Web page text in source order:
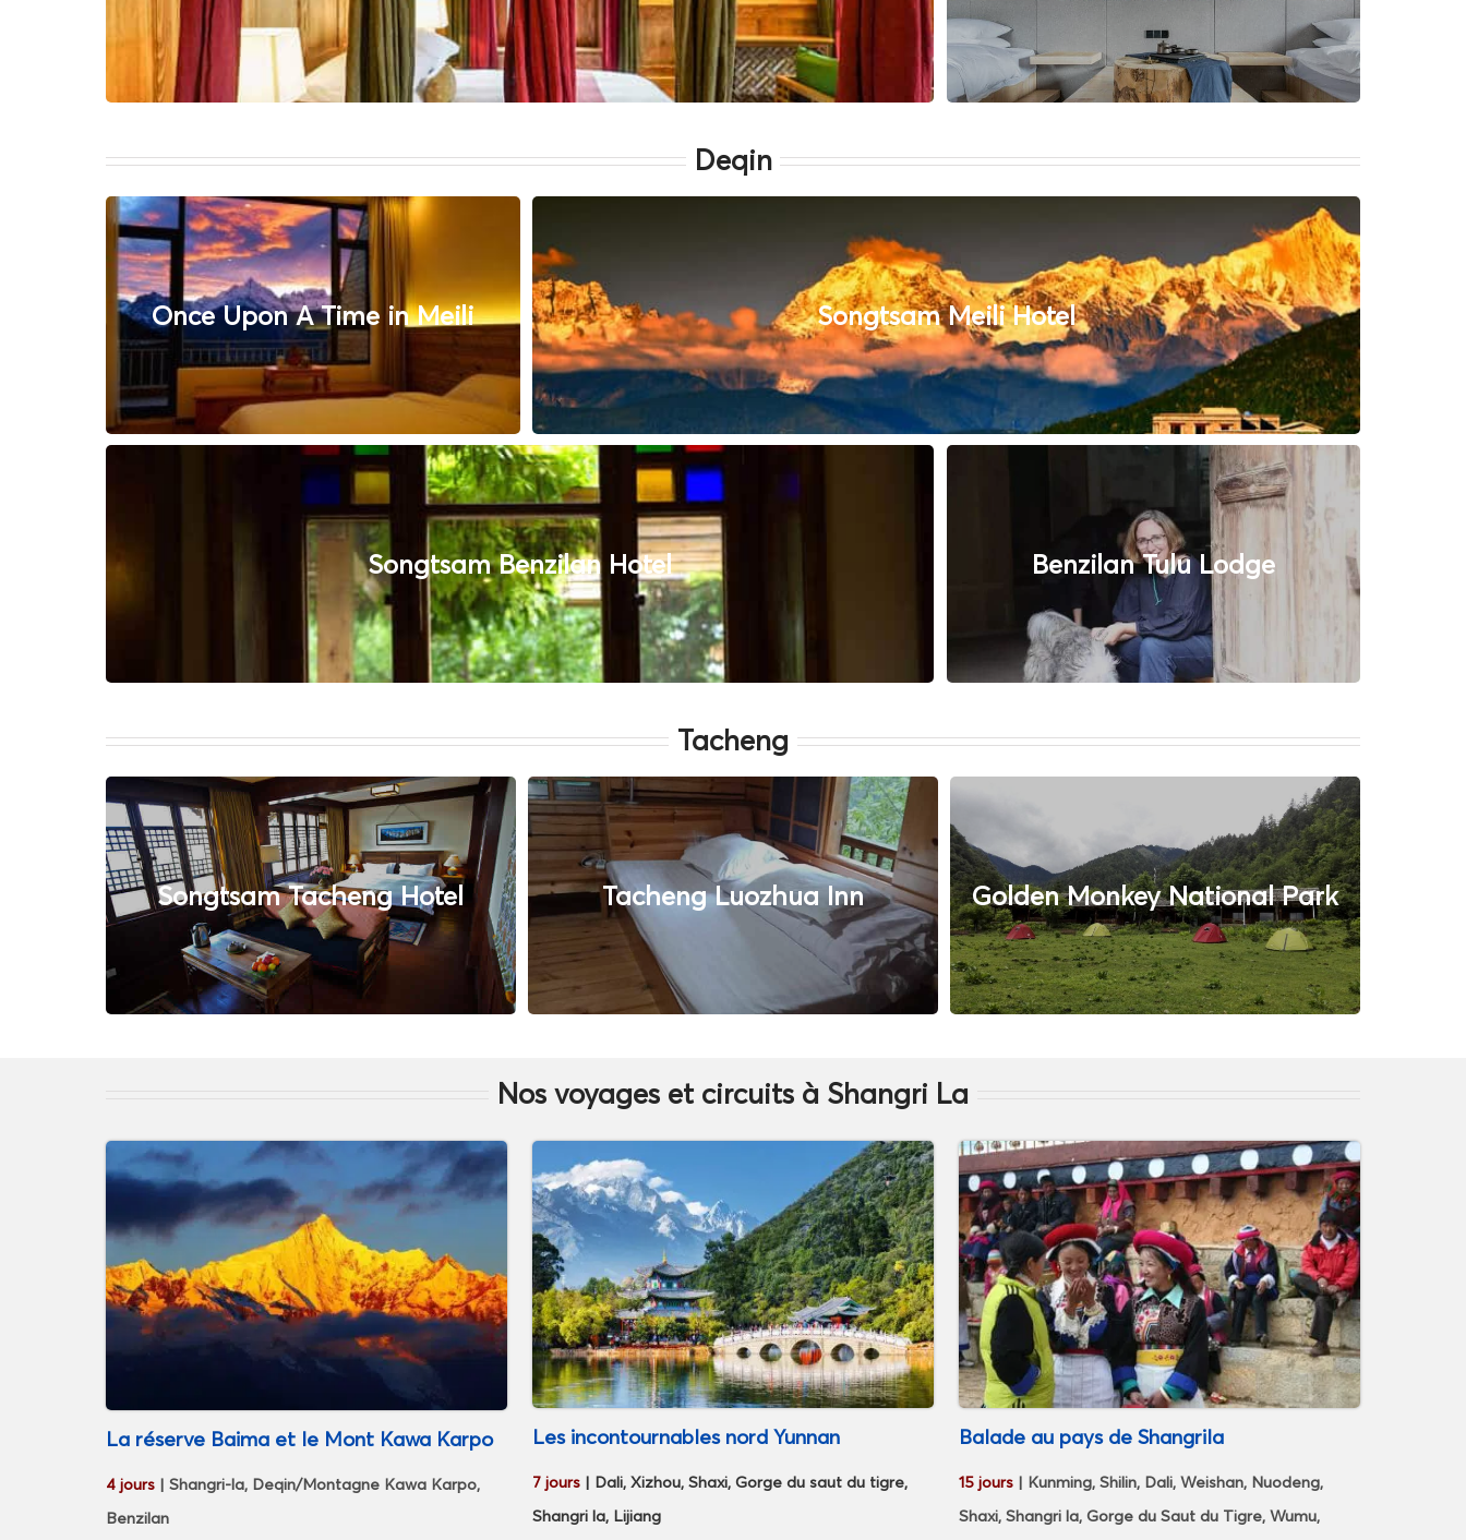
Deqin
Once Upon A Time in Meili Songtsam Meili Hotel
Songtsam Benzilan Hotel Benzilan Tulu Lodge
Tacheng
Songtsam Tacheng Hotel Tacheng Luozhua Inn Golden Monkey National Park
Nos voyages et circuits à Shangri La
La réserve Baima et le Mont Kawa Karpo
4 jours | Shangri-la, Deqin/Montagne Kawa Karpo,
Benzilan
Les incontournables nord Yunnan
7 jours | Dali, Xizhou, Shaxi, Gorge du saut du tigre,
Shangri la, Lijiang
Balade au pays de Shangrila
15 jours | Kunming, Shilin, Dali, Weishan, Nuodeng,
Shaxi, Shangri la, Gorge du Saut du Tigre, Wumu,